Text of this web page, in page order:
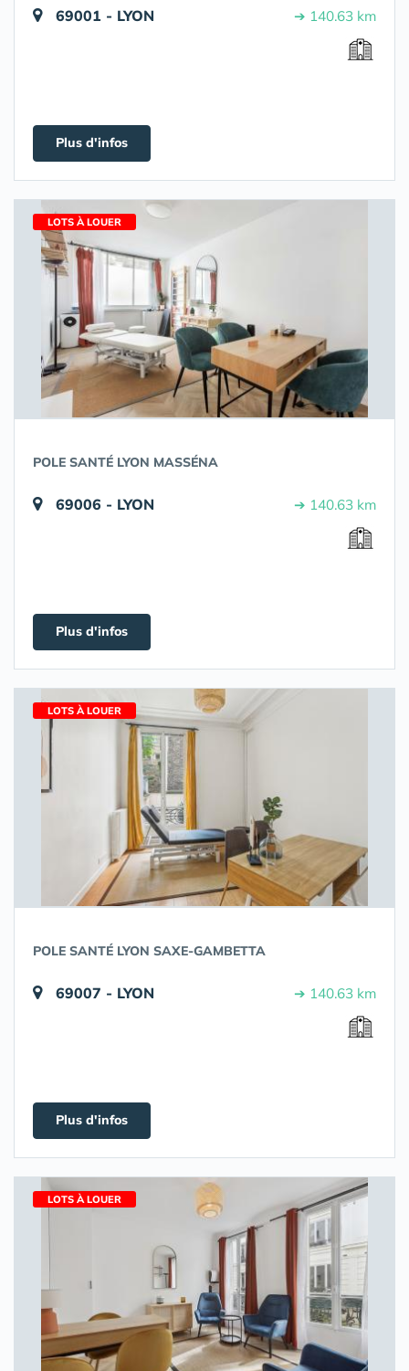
69001 - LYON ➔ 140.63 km
Plus d'infos
LOTS À LOUER
POLE SANTÉ LYON MASSÉNA
69006 - LYON ➔ 140.63 km
Plus d'infos
LOTS À LOUER
POLE SANTÉ LYON SAXE-GAMBETTA
69007 - LYON ➔ 140.63 km
Plus d'infos
LOTS À LOUER